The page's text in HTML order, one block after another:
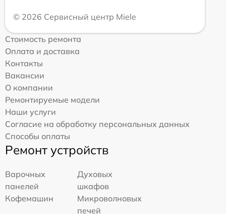
© 2026 Сервисный центр Miele
Стоимость ремонта
Оплата и доставка
Контакты
Вакансии
О компании
Ремонтируемые модели
Наши услуги
Согласие на обработку персональных данных
Способы оплаты
Ремонт устройств
Варочных
панелей
Духовых
шкафов
Кофемашин
Микроволновых
печей